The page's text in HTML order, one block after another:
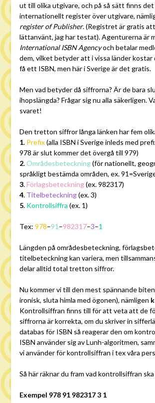
ut till olika utgivare, och på så sätt finns
internationellt register över utgivare,
register of Publisher. (Registret är gratis
lättanvänt, jag har testat). Agenturerna är
International ISBN Agencyoch betalar
dem, vilket betyder att i vissa länder
få ett ISBN, men här i Sverige är det gratis.
Men vad betyder då siffrorna? Är de bara
ihopslängda? Frågar sig nu alla säkerligen.
svaret!
Den tretton siffror långa länken har fem
1.Prefix(alla ISBN i Sverige inleds med
978 är slut kommer det övergå till 979)
2.Områdesbeteckning(för nationellt,
språkligt bestämda områden, ex.
3.Förlagsbeteckning(ex. 982317)
4. Titelbeteckning(ex. 3)
5. Kontrollsiffra (ex. 1)
Tex: 978–91 –982317–3–1
Längden på områdesbeteckning,
titelbeteckning kan variera, men
delar alltid total tretton siffror.
Nu kommer vi till den mest spännande
ironisk, sluta himla med ögonen), nämligen
Kontrollsiffran finns till för att veta att de
siffrorna är korrekta, om du skriver in
databas för ISBN så reagerar den om
ISBN använder sig av Lunh-algoritmen,
vi använder för kontrollsiffran i tex våra
Så här räknar du fram vad kontrollsiffran ska
Exempel 978 91 982317 3 1